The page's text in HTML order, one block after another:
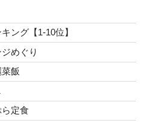
ング【1-10位】
めぐり
飯
定食